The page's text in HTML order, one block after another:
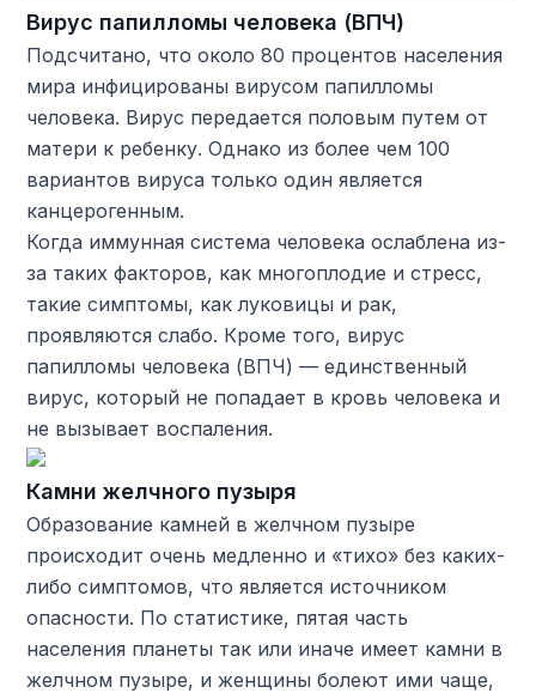
Вирус папилломы человека (ВПЧ)
Подсчитано, что около 80 процентов населения
мира инфицированы вирусом папилломы
человека. Вирус передается половым путем от
матери к ребенку. Однако из более чем 100
вариантов вируса только один является
канцерогенным.
Когда иммунная система человека ослаблена из-
за таких факторов, как многоплодие и стресс,
такие симптомы, как луковицы и рак,
проявляются слабо. Кроме того, вирус
папилломы человека (ВПЧ) — единственный
вирус, который не попадает в кровь человека и
не вызывает воспаления.
Камни желчного пузыря
Образование камней в желчном пузыре
происходит очень медленно и «тихо» без каких-
либо симптомов, что является источником
опасности. По статистике, пятая часть
населения планеты так или иначе имеет камни в
желчном пузыре, и женщины болеют ими чаще,